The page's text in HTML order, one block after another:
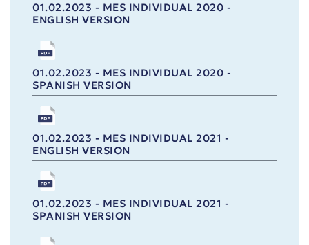
01.02.2023 - MES INDIVIDUAL 2020 -
ENGLISH VERSION
01.02.2023 - MES INDIVIDUAL 2020 -
SPANISH VERSION
01.02.2023 - MES INDIVIDUAL 2021 -
ENGLISH VERSION
01.02.2023 - MES INDIVIDUAL 2021 -
SPANISH VERSION